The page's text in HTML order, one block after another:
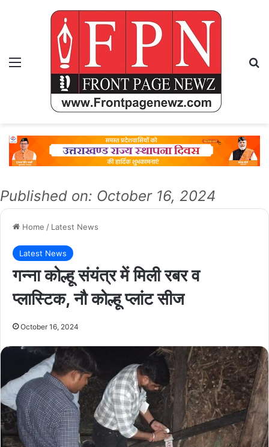
Menu
Published on: October 16, 2024
Home / Latest News
Latest News
गन्ना कोल्हू संयंत्र में मिली रबर व
प्लास्टिक, नौ कोल्हू प्लांट सीज
October 16, 2024